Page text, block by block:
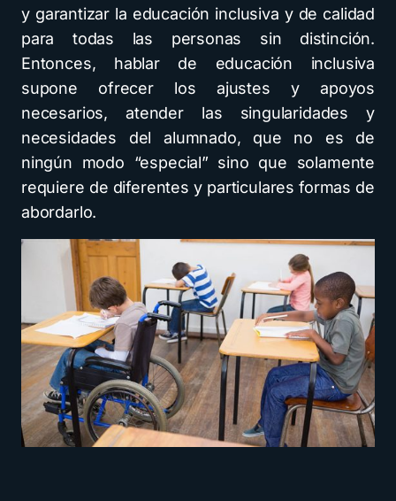
y garantizar la educación inclusiva y de calidad
para todas las personas sin distinción.
Entonces, hablar de educación inclusiva
supone ofrecer los ajustes y apoyos
necesarios, atender las singularidades y
necesidades del alumnado, que no es de
ningún modo “especial” sino que solamente
requiere de diferentes y particulares formas de
abordarlo.